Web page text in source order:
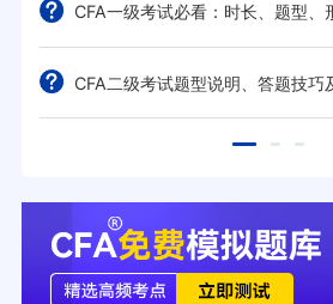
CFA一级考试必看：时长、题型、
CFA二级考试题型说明、答题技巧